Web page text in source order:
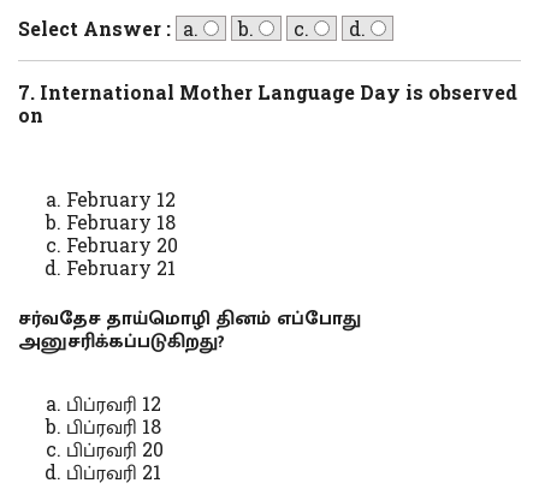
Select Answer : a. b. c. d.
7. International Mother Language Day is observed
on
February 12
February 18
February 20
February 21
சர்வதேச தாய்மொழி தினம் எப்போது
அனுசரிக்கப்படுகிறது?
பிப்ரவரி 12
பிப்ரவரி 18
பிப்ரவரி 20
பிப்ரவரி 21